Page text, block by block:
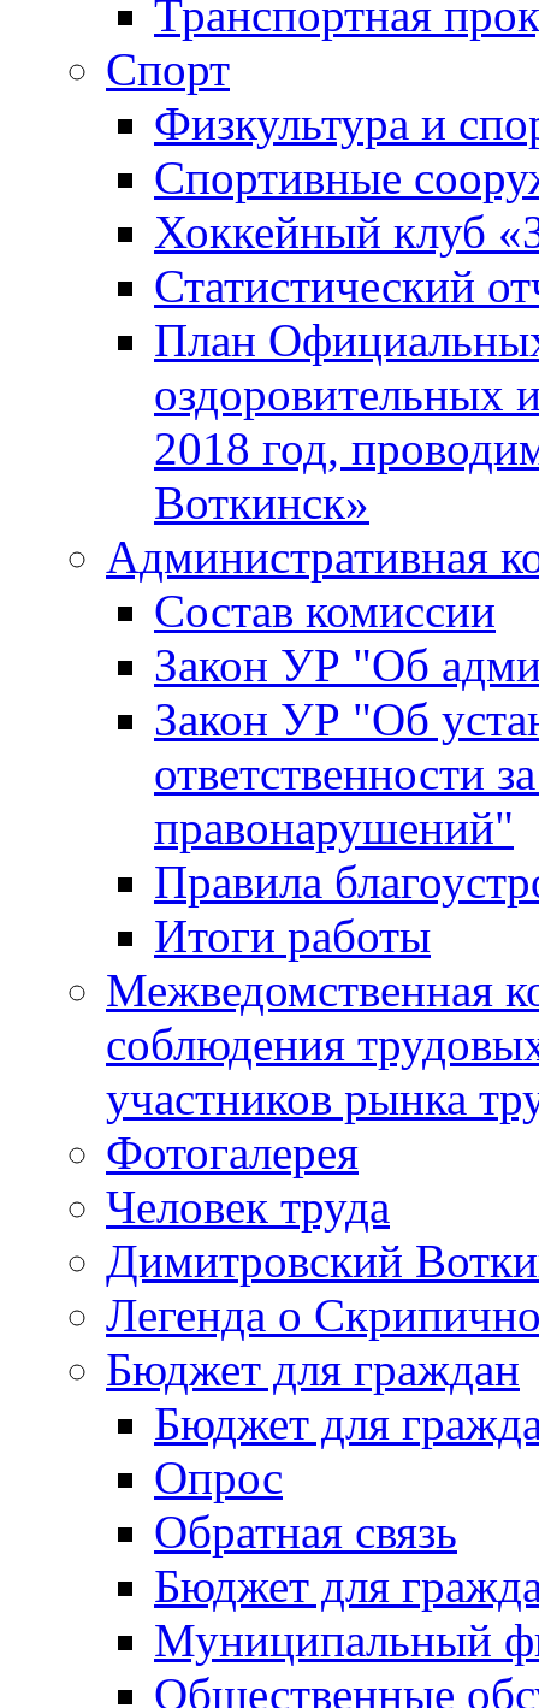
Транспортная
Спорт
Физкультура и
Спортивные
Хоккейный клуб
Статистический
План
оздоровительных
2018 год,
Воткинск»
Административная
Состав комиссии
Закон УР "Об
Закон УР "Об
ответственности
правонарушений"
Правила
Итоги работы
Межведомственная
соблюдения
участников рынка
Фотогалерея
Человек труда
Димитровский
Легенда о
Бюджет для граждан
Бюджет для
Опрос
Обратная связь
Бюджет для
Муниципальный
Общественные